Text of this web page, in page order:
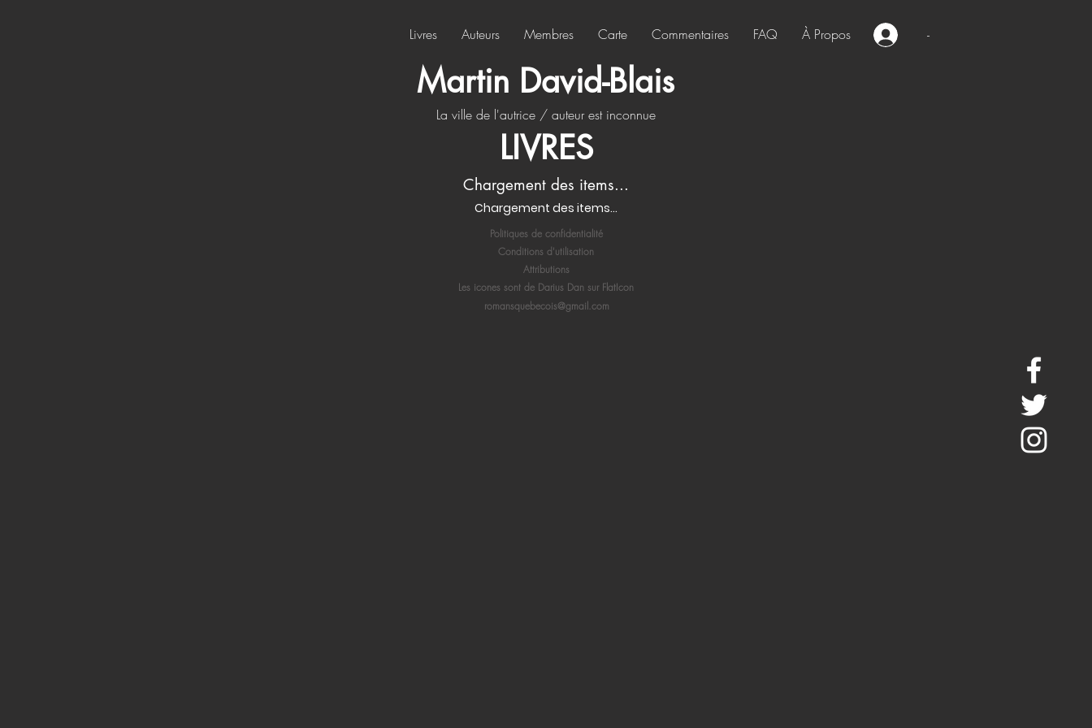
Livres Auteurs Membres Carte Commentaires FAQ À Propos -
Martin David-Blais
La ville de l'autrice / auteur est inconnue
LIVRES
Chargement des items...
Chargement des items...
Politiques de confidentialité
Conditions d'utilisation
Attributions
Les icones sont de Darius Dan sur FlatIcon
romansquebecois@gmail.com